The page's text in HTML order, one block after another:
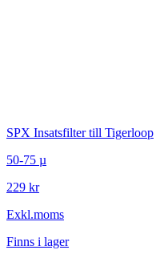
SPX Insatsfilter till Tigerloop
50-75 µ
229 kr
Exkl.moms
Finns i lager